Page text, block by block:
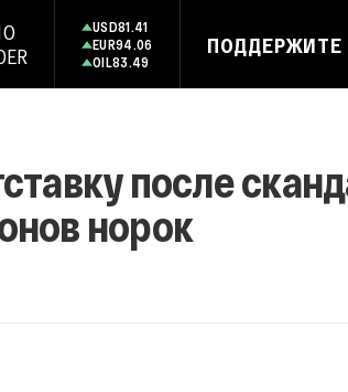
USD81.41
EUR94.06
OIL83.49
ПОДДЕРЖИТЕ
после
норок